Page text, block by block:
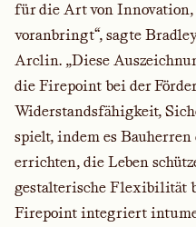
für die Art von
voranbringt“, sagte
Arclin. „Diese
die Firepoint bei der
Widerstandsfähigkeit,
spielt, indem es
errichten, die Leben
gestalterische Flexibilität
Firepoint integriert